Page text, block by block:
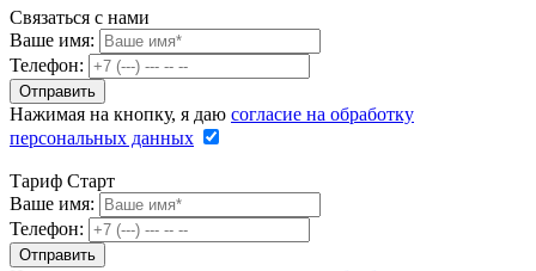
Связаться с нами
Ваше имя:
Телефон:
Нажимая на кнопку, я даю согласие на обработку
персональных данных
Тариф Старт
Ваше имя:
Телефон: